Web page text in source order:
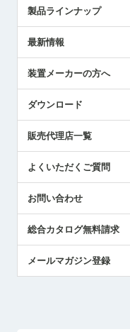
ごあいさつ
受賞履歴
採用情報
国/地域/言語
製品ラインナップ
ツールセッタ製品
エアマイクロセンサ製品
最新情報
メトロールの技術
社員ブログ
中小企業のBCP地震対策
センサのテクニカルガイド
社長ブログ
装置メーカーの方へ
ダウンロード
販売代理店一覧
よくいただくご質問
お問い合わせ
総合カタログ無料請求
メールマガジン登録